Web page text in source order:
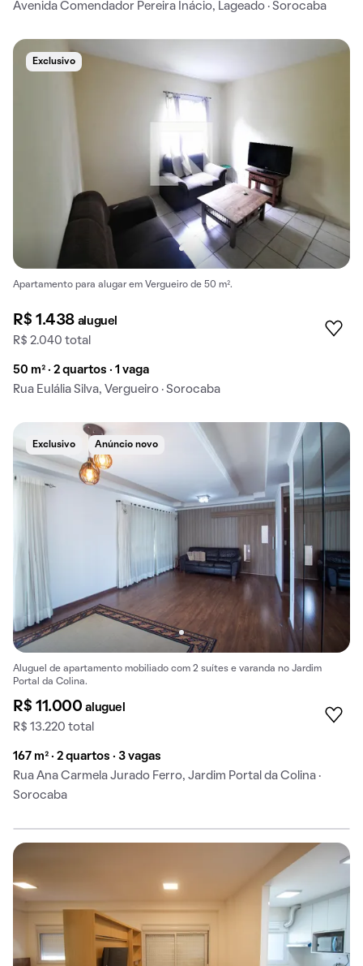
Avenida Comendador Pereira Inácio, Lageado · Sorocaba
Exclusivo
Apartamento para alugar em Vergueiro de 50 m².
R$ 1.438 aluguel
R$ 2.040 total
50 m² · 2 quartos · 1 vaga
Rua Eulália Silva, Vergueiro · Sorocaba
Exclusivo Anúncio novo
Aluguel de apartamento mobiliado com 2 suítes e varanda no Jardim
Portal da Colina.
R$ 11.000aluguel
R$ 13.220 total
167 m² · 2 quartos · 3 vagas
Rua Ana Carmela Jurado Ferro, Jardim Portal da Colina ·
Sorocaba